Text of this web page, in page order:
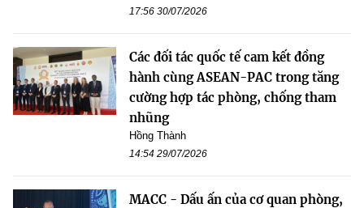
17:56 30/07/2026
Các đối tác quốc tế cam kết đồng
hành cùng ASEAN-PAC trong tăng
cường hợp tác phòng, chống tham
nhũng
Hồng Thành
14:54 29/07/2026
MACC - Dấu ấn của cơ quan phòng,